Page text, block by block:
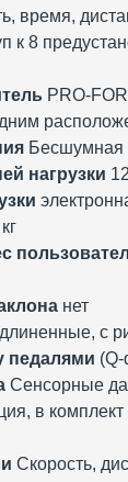
время,
к 8
PRO-
Бесшумная
нагрузки 12
нет
с
педалями
Сенсорные
в комплект
Скорость,